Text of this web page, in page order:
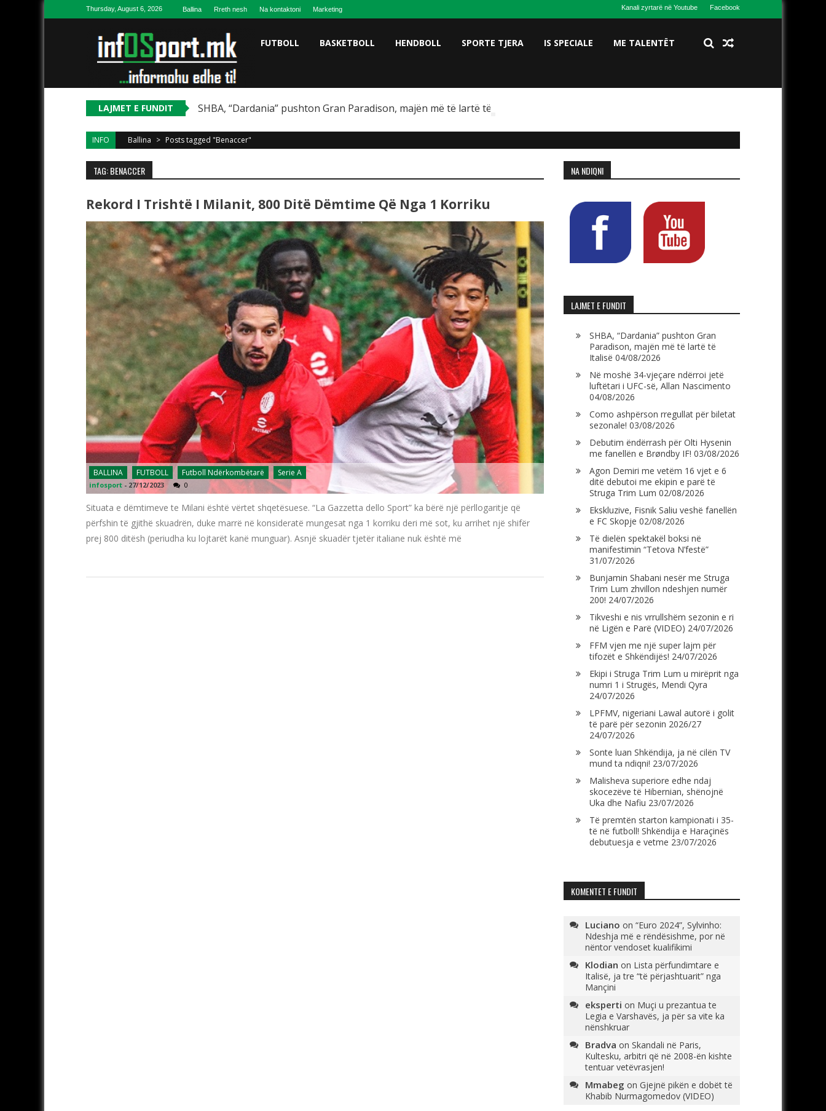
Skip to contentThursday, August 6, 2026 Ballina Rreth nesh Na kontaktoni Marketing Kanali zyrtarë në Youtube Facebook
FUTBOLL BASKETBOLL HENDBOLL SPORTE TJERA IS SPECIALE ME TALENTËT
LAJMET E FUNDIT SHBA, “Dardania” pushton Gran Paradison, majën më të lartë të Italisë
INFO Ballina > Posts tagged "Benaccer"
TAG: BENACCER
Rekord I Trishtë I Milanit, 800 Ditë Dëmtime Që Nga 1 Korriku
BALLINA FUTBOLL Futboll Ndërkombëtarë Serie A
infosport - 27/12/2023 0
Situata e dëmtimeve te Milani është vërtet shqetësuese. “La Gazzetta dello Sport” ka bërë një përllogaritje që
përfshin të gjithë skuadrën, duke marrë në konsideratë mungesat nga 1 korriku deri më sot, ku arrihet një shifër
prej 800 ditësh (periudha ku lojtarët kanë munguar). Asnjë skuadër tjetër italiane nuk është më
NA NDIQNI
LAJMET E FUNDIT
SHBA, “Dardania” pushton Gran
Paradison, majën më të lartë të
Italisë 04/08/2026
Në moshë 34-vjeçare ndërroi jetë
luftëtari i UFC-së, Allan Nascimento
04/08/2026
Como ashpërson rregullat për biletat
sezonale! 03/08/2026
Debutim ëndërrash për Olti Hysenin
me fanellën e Brøndby IF! 03/08/2026
Agon Demiri me vetëm 16 vjet e 6
ditë debutoi me ekipin e parë të
Struga Trim Lum 02/08/2026
Ekskluzive, Fisnik Saliu veshë fanellën
e FC Skopje 02/08/2026
Të dielën spektakël boksi në
manifestimin “Tetova N’festë”
31/07/2026
Bunjamin Shabani nesër me Struga
Trim Lum zhvillon ndeshjen numër
200! 24/07/2026
Tikveshi e nis vrrullshëm sezonin e ri
në Ligën e Parë (VIDEO) 24/07/2026
FFM vjen me një super lajm për
tifozët e Shkëndijës! 24/07/2026
Ekipi i Struga Trim Lum u mirëprit nga
numri 1 i Strugës, Mendi Qyra
24/07/2026
LPFMV, nigeriani Lawal autorë i golit
të parë për sezonin 2026/27
24/07/2026
Sonte luan Shkëndija, ja në cilën TV
mund ta ndiqni! 23/07/2026
Malisheva superiore edhe ndaj
skocezëve të Hibernian, shënojnë
Uka dhe Nafiu 23/07/2026
Të premtën starton kampionati i 35-
të në futboll! Shkëndija e Haraçinës
debutuesja e vetme 23/07/2026
KOMENTET E FUNDIT
Luciano on “Euro 2024”, Sylvinho:
Ndeshja më e rëndësishme, por në
nëntor vendoset kualifikimi
Klodian on Lista përfundimtare e
Italisë, ja tre “të përjashtuarit” nga
Mançini
eksperti on Muçi u prezantua te
Legia e Varshavës, ja për sa vite ka
nënshkruar
Bradva on Skandali në Paris,
Kultesku, arbitri që në 2008-ën kishte
tentuar vetëvrasjen!
Mmabeg on Gjejnë pikën e dobët të
Khabib Nurmagomedov (VIDEO)